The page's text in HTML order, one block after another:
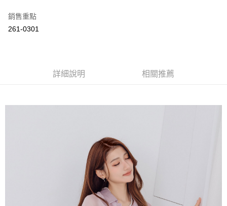
運送方式
付款後全家取貨
每筆NT$60，滿NT$2,000(含以上)免運費
每筆NT$80，滿NT$2,000(含以上)免運費
銷售重點
261-0301
詳細說明 相關推薦